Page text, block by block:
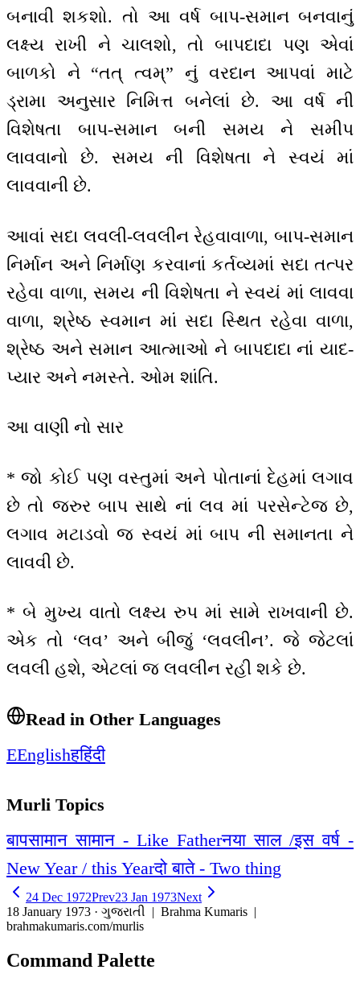
બનાવી શકશો. તો આ વર્ષ બાપ-સમાન બનવાનું
લક્ષ્ય રાખી ને ચાલશો, તો બાપદાદા પણ એવાં
બાળકો ને “તત્ ત્વમ્” નું વરદાન આપવાં માટે
ડ્રામા અનુસાર નિમિત્ત બનેલાં છે. આ વર્ષ ની
વિશેષતા બાપ-સમાન બની સમય ને સમીપ
લાવવાનો છે. સમય ની વિશેષતા ને સ્વયં માં
લાવવાની છે.
આવાં સદા લવલી-લવલીન રેહવાવાળા, બાપ-સમાન
નિર્માન અને નિર્માણ કરવાનાં કર્તવ્યમાં સદા તત્પર
રહેવા વાળા, સમય ની વિશેષતા ને સ્વયં માં લાવવા
વાળા, શ્રેષ્ઠ સ્વમાન માં સદા સ્થિત રહેવા વાળા,
શ્રેષ્ઠ અને સમાન આત્માઓ ને બાપદાદા નાં યાદ-
પ્યાર અને નમસ્તે. ઓમ શાંતિ.
આ વાણી નો સાર
* જો કોઈ પણ વસ્તુમાં અને પોતાનાં દેહમાં લગાવ
છે તો જરુર બાપ સાથે નાં લવ માં પરસેન્ટેજ છે,
લગાવ મટાડવો જ સ્વયં માં બાપ ની સમાનતા ને
લાવવી છે.
* બે મુખ્ય વાતો લક્ષ્ય રુપ માં સામે રાખવાની છે.
એક તો ‘લવ’ અને બીજું ‘લવલીન’. જે જેટલાં
લવલી હશે, એટલાં જ લવલીન રહી શકે છે.
Read in Other Languages
EEnglishहहिंदी
Murli Topics
बापसामान सामान - Like Fatherनया साल /इस वर्ष -
New Year / this Yearदो बाते - Two thing
24 Dec 1972Prev23 Jan 1973Next
18 January 1973 · ગુજરાતી | Brahma Kumaris |
brahmakumaris.com/murlis
Command Palette